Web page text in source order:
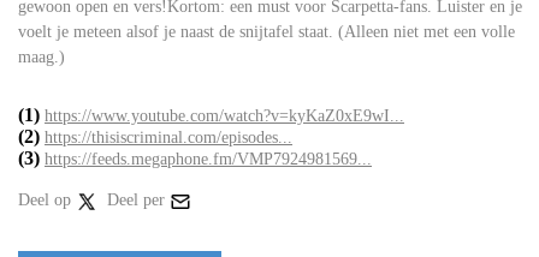
gewoon open en vers!Kortom: een must voor Scarpetta-fans. Luister en je
voelt je meteen alsof je naast de snijtafel staat. (Alleen niet met een volle
maag.)
(1) https://www.youtube.com/watch?v=kyKaZ0xE9wI...
(2) https://thisiscriminal.com/episodes...
(3) https://feeds.megaphone.fm/VMP7924981569...
Deel op Deel per